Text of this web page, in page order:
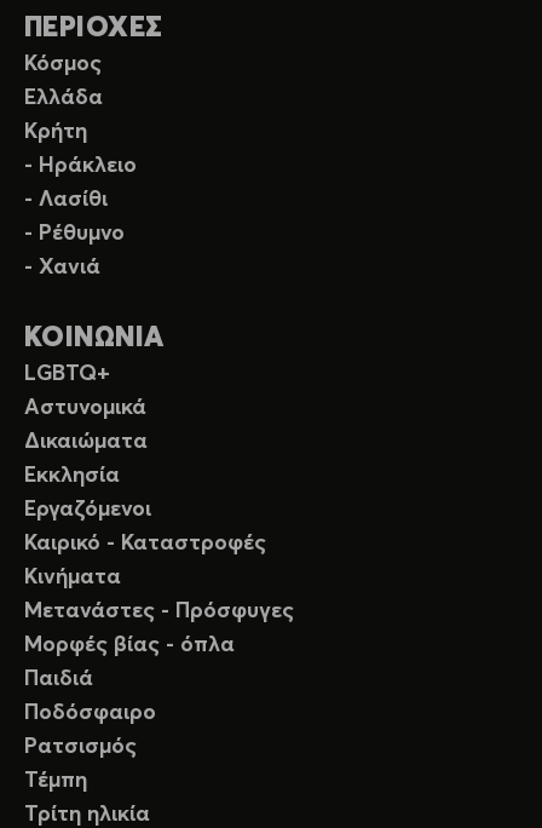
ΠΕΡΙΟΧΕΣ
Κόσμος
Ελλάδα
Κρήτη
- Ηράκλειο
- Λασίθι
- Ρέθυμνο
- Χανιά
ΚΟΙΝΩΝΙΑ
LGBTQ+
Αστυνομικά
Δικαιώματα
Εκκλησία
Εργαζόμενοι
Καιρικό - Καταστροφές
Κινήματα
Μετανάστες - Πρόσφυγες
Μορφές βίας - όπλα
Παιδιά
Ποδόσφαιρο
Ρατσισμός
Τέμπη
Τρίτη ηλικία